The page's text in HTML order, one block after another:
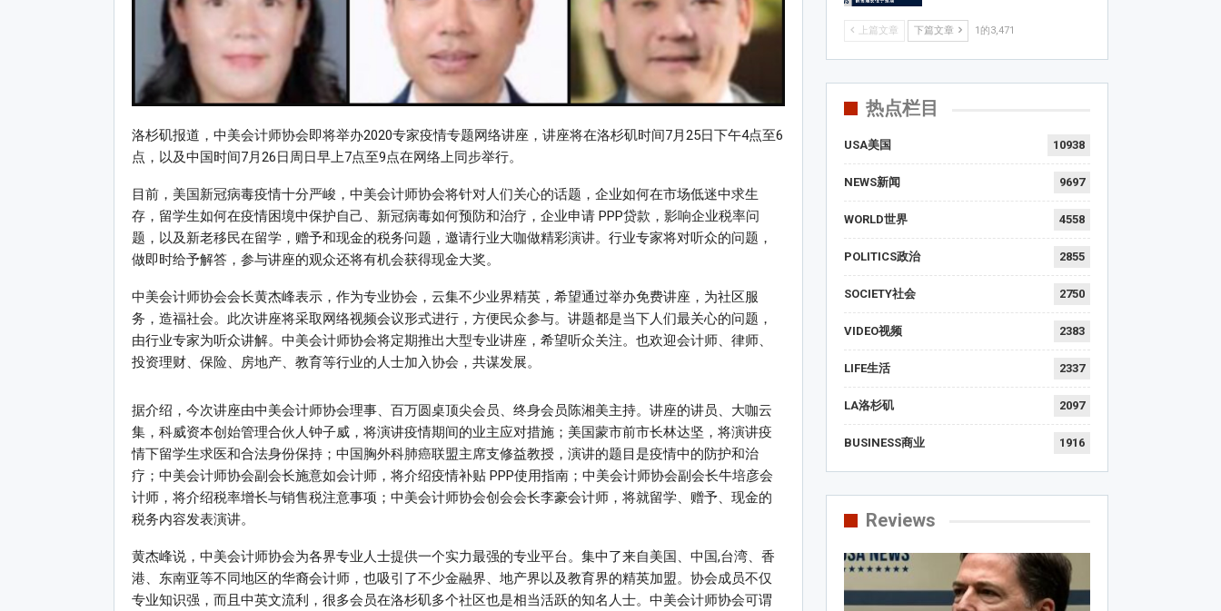
洛杉矶报道，中美会计师协会即将举办2020专家疫情专题网络讲座，讲座将在洛杉矶时间7月25日下午4点至6
点，以及中国时间7月26日周日早上7点至9点在网络上同步举行。
目前，美国新冠病毒疫情十分严峻，中美会计师协会将针对人们关心的话题，企业如何在市场低迷中求生
存，留学生如何在疫情困境中保护自己、新冠病毒如何预防和治疗，企业申请 PPP贷款，影响企业税率问
题，以及新老移民在留学，赠予和现金的税务问题，邀请行业大咖做精彩演讲。行业专家将对听众的问题，
做即时给予解答，参与讲座的观众还将有机会获得现金大奖。
中美会计师协会会长黄杰峰表示，作为专业协会，云集不少业界精英，希望通过举办免费讲座，为社区服
务，造福社会。此次讲座将采取网络视频会议形式进行，方便民众参与。讲题都是当下人们最关心的问题，
由行业专家为听众讲解。中美会计师协会将定期推出大型专业讲座，希望听众关注。也欢迎会计师、律师、
投资理财、保险、房地产、教育等行业的人士加入协会，共谋发展。
据介绍，今次讲座由中美会计师协会理事、百万圆桌顶尖会员、终身会员陈湘美主持。讲座的讲员、大咖云
集，科威资本创始管理合伙人钟子威，将演讲疫情期间的业主应对措施；美国蒙市前市长林达坚，将演讲疫
情下留学生求医和合法身份保持；中国胸外科肺癌联盟主席支修益教授，演讲的题目是疫情中的防护和治
疗；中美会计师协会副会长施意如会计师，将介绍疫情补贴 PPP使用指南；中美会计师协会副会长牛培彦会
计师，将介绍税率增长与销售税注意事项；中美会计师协会创会会长李豪会计师，将就留学、赠予、现金的
税务内容发表演讲。
黄杰峰说，中美会计师协会为各界专业人士提供一个实力最强的专业平台。集中了来自美国、中国,台湾、香
港、东南亚等不同地区的华裔会计师，也吸引了不少金融界、地产界以及教育界的精英加盟。协会成员不仅
专业知识强，而且中英文流利，很多会员在洛杉矶多个社区也是相当活跃的知名人士。中美会计师协会可谓
上篇文章 下篇文章 1的3,471
热点栏目
USA美国 10938
NEWS新闻 9697
WORLD世界 4558
POLITICS政治 2855
SOCIETY社会 2750
VIDEO视频 2383
LIFE生活 2337
LA洛杉矶 2097
BUSINESS商业 1916
Reviews